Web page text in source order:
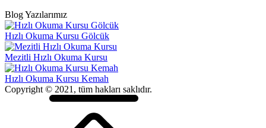
Blog Yazılarımız
Hızlı Okuma Kursu Gölcük
Mezitli Hızlı Okuma Kursu
Hızlı Okuma Kursu Kemah
Copyright © 2021, tüm hakları saklıdır.